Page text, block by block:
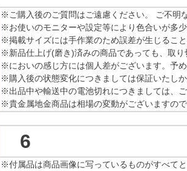
※ご購入後のご質問はご遠慮ください。 ご不明
※お使いのモニターや設定等により色合いが多少
※掲載サイズには手作業のため誤差が生じること
※新品仕上げ(磨き)済みの商品であっても、取り
※においの感じ方には個人差がございます。予め
※購入後の状態変化につきましては保証いたしか
※出品中や輸送中の電池切れにつきましては、ご
※貴金属地金商品は相場の変動がございますの
6
※付属品は商品画像に写っているものがすべて